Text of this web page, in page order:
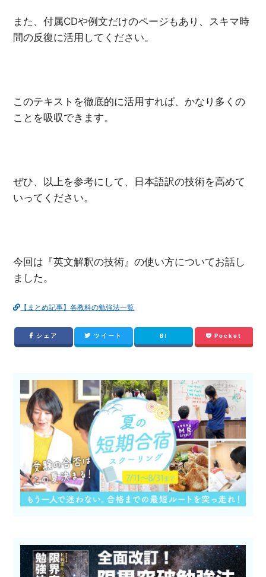
また、付属CDや例文だけのページもあり、スキマ時
間の反復に活用してください。
このテキストを徹底的に活用すれば、かなり多くの
ことを吸収できます。
ぜひ、以上を参考にして、日本語訳の技術を高めて
いってください。
今回は『英文解釈の技術』の使い方についてお話し
ました。
【まとめ記事】各教科の勉強法一覧
シェア ツイート B! Pocket